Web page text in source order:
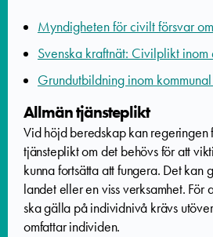
Myndigheten för civilt försvar
Svenska kraftnät: Civilplikt inom
Grundutbildning inom
Allmän tjänsteplikt
Vid höjd beredskap kan regeringen
tjänsteplikt om det behövs för att
kunna fortsätta att fungera. Det kan
landet eller en viss verksamhet. För
ska gälla på individnivå krävs
omfattar individen.